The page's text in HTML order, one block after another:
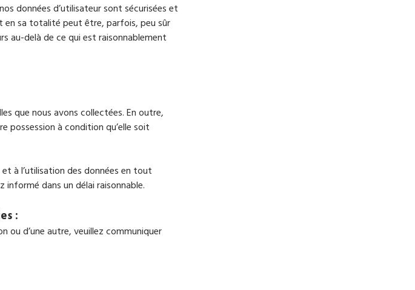
données d’utilisateur sont sécurisées et
en sa totalité peut être, parfois, peu sûr
au-delà de ce qui est raisonnablement
que nous avons collectées. En outre,
possession à condition qu’elle soit
à l’utilisation des données en tout
dans un délai raisonnable.
:
ou d’une autre, veuillez communiquer